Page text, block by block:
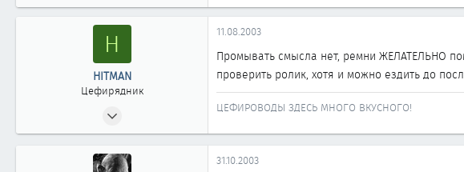
H
HITMAN
Цефирядник
94
11.08.2003
Промывать смысла нет, ремни ЖЕЛАТЕЛЬНО
проверить ролик, хотя и можно ездить до
ЦЕФИРОВОДЫ ЗДЕСЬ МНОГО ВКУСНОГО!
31.10.2003